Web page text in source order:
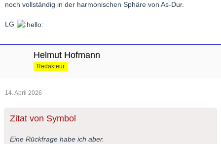
noch vollständig in der harmonischen Sphäre von As-Dur.
LG
Helmut Hofmann
Redakteur
14. April 2026
Zitat von Symbol
Eine Rückfrage habe ich aber.